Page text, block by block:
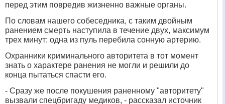
перед этим повредив жизненно важные органы.
По словам нашего собеседника, с таким двойным
ранением смерть наступила в течение двух, максимум
трех минут: одна из пуль перебила сонную артерию.
Охранники криминального авторитета в тот момент
знать о характере ранения не могли и решили до
конца пытаться спасти его.
- Сразу же после покушения раненному "авторитету"
вызвали спецбригаду медиков, - рассказал источник